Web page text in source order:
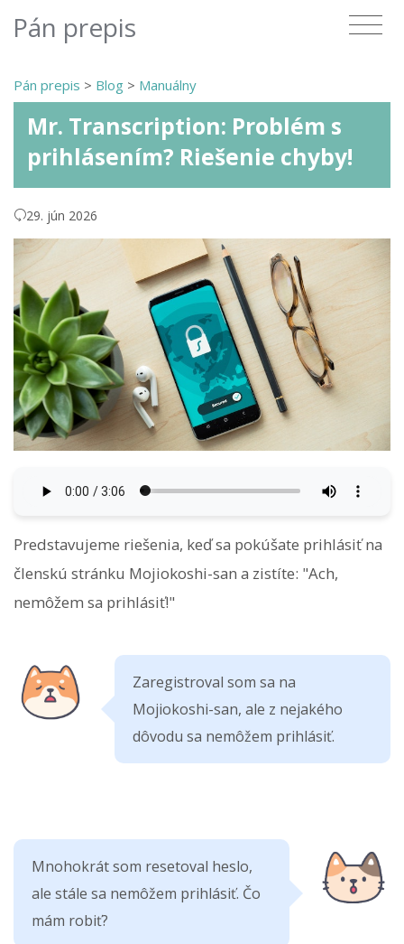
Pán prepis
Pán prepis > Blog > Manuálny
Mr. Transcription: Problém s
prihlásením? Riešenie chyby!
29. jún 2026
Predstavujeme riešenia, keď sa pokúšate prihlásiť na
členskú stránku Mojiokoshi-san a zistíte: "Ach,
nemôžem sa prihlásiť!"
Zaregistroval som sa na
Mojiokoshi-san, ale z nejakého
dôvodu sa nemôžem prihlásiť.
Mnohokrát som resetoval heslo,
ale stále sa nemôžem prihlásiť. Čo
mám robiť?